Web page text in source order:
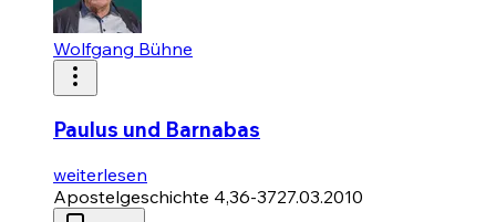
Wolfgang Bühne
Paulus und Barnabas
weiterlesen
Apostelgeschichte 4,36-3727.03.2010